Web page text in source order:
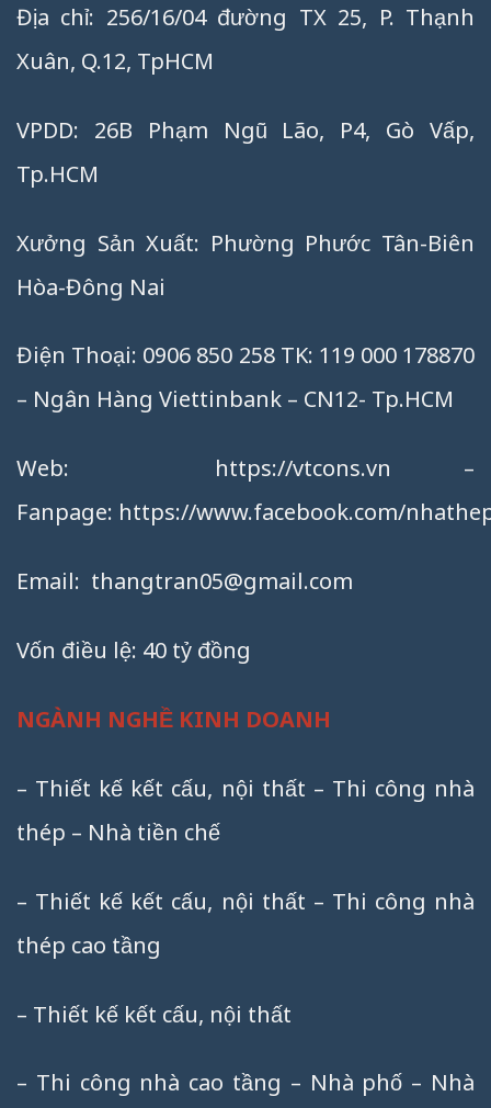
Địa chỉ: 256/16/04 đường TX 25, P. Thạnh
Xuân, Q.12, TpHCM
VPDD: 26B Phạm Ngũ Lão, P4, Gò Vấp,
Tp.HCM
Xưởng Sản Xuất: Phường Phước Tân-Biên
Hòa-Đông Nai
Điện Thoại: 0906 850 258 TK: 119 000 178870
– Ngân Hàng Viettinbank – CN12- Tp.HCM
Web: https://vtcons.vn –
Fanpage: https://www.facebook.com/
Email: thangtran05@gmail.com
Vốn điều lệ: 40 tỷ đồng
NGÀNH NGHỀ KINH DOANH
– Thiết kế kết cấu, nội thất – Thi công nhà
thép – Nhà tiền chế
– Thiết kế kết cấu, nội thất – Thi công nhà
thép cao tầng
– Thiết kế kết cấu, nội thất
– Thi công nhà cao tầng – Nhà phố – Nhà